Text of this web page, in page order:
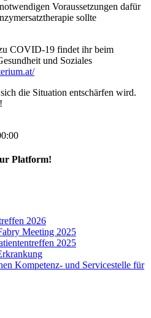
Voraussetzungen dafür
sollte
COVID-19 findet ihr beim
und Soziales
die Situation entschärfen wird.
Platform!
2026
Meeting 2025
2025
Kompetenz- und Servicestelle für